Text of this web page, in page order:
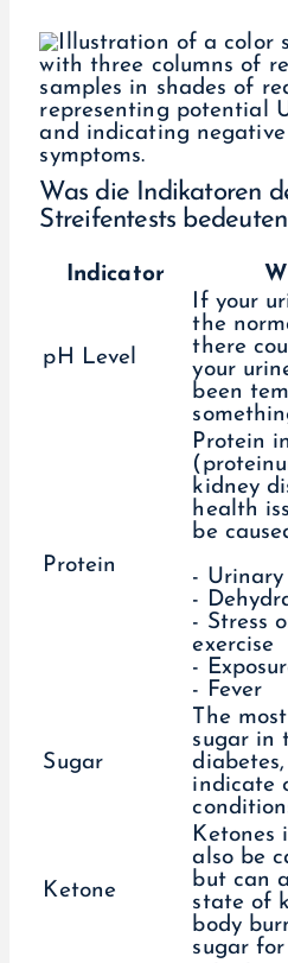
Was die Indikatoren
Streifentests bedeuten
Indicator
pH Level
If your
the
there
your
been
Protein
Protein
kidney
health
be
-
-
- Stress
exercise
-
- Fever
Sugar
The
sugar in
indicate
Ketone
Ketones
also be
but can
state of
body
sugar